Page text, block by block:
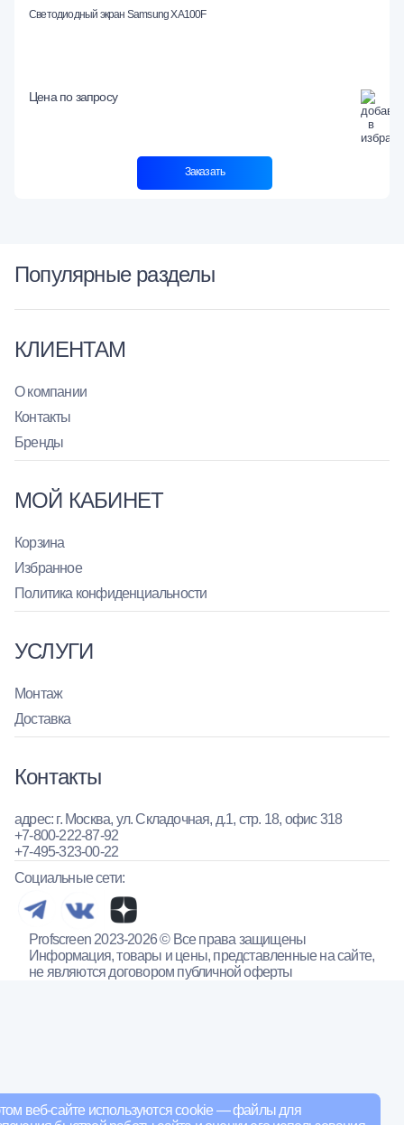
веб-сайте используются cookie — файлы для
Светодиодный экран Samsung XA100F
Цена по запросу
Заказать
Популярные разделы
КЛИЕНТАМ
О компании
Контакты
Бренды
МОЙ КАБИНЕТ
Корзина
Избранное
Политика конфиденциальности
УСЛУГИ
Монтаж
Доставка
Контакты
адрес: г. Москва, ул. Складочная, д.1, стр. 18, офис 318
+7-800-222-87-92
+7-495-323-00-22
Социальные сети:
Profscreen 2023-2026 © Все права защищены
Информация, товары и цены, представленные на сайте,
не являются договором публичной оферты